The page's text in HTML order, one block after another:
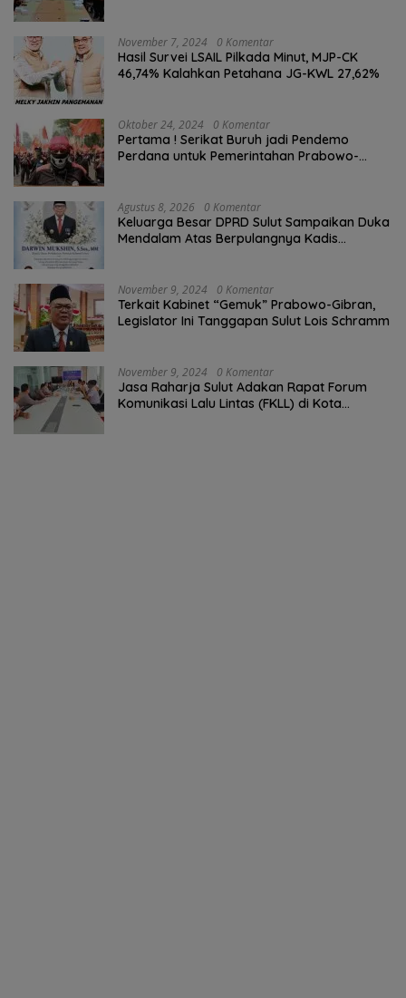
November 7, 2024 0 Komentar
Hasil Survei LSAIL Pilkada Minut, MJP-CK
46,74% Kalahkan Petahana JG-KWL 27,62%
Oktober 24, 2024 0 Komentar
Pertama ! Serikat Buruh jadi Pendemo
Perdana untuk Pemerintahan Prabowo-
Agustus 8, 2026 0 Komentar
Keluarga Besar DPRD Sulut Sampaikan Duka
Mendalam Atas Berpulangnya Kadis
November 9, 2024 0 Komentar
Terkait Kabinet “Gemuk” Prabowo-Gibran,
Legislator Ini Tanggapan Sulut Lois Schramm
November 9, 2024 0 Komentar
Jasa Raharja Sulut Adakan Rapat Forum
Komunikasi Lalu Lintas (FKLL) di Kota